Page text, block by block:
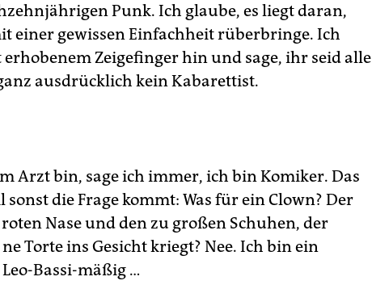
Punk. Ich glaube, es liegt daran,
einer gewissen Einfachheit rüberbringe. Ich
Zeigefinger hin und sage, ihr seid alle
ausdrücklich kein Kabarettist.
Arzt bin, sage ich immer, ich bin Komiker. Das
die Frage kommt: Was für ein Clown? Der
Nase und den zu großen Schuhen, der
Torte ins Gesicht kriegt? Nee. Ich bin ein
Bassi-mäßig …